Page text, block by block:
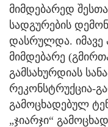
მიმდებარედ
სადგურების
დასრულდა. იმავე
მიმდებარე
გამსახურდიას
რეკონსტრუქცია-
გამოცხადებულ
„ჯიარჯი“